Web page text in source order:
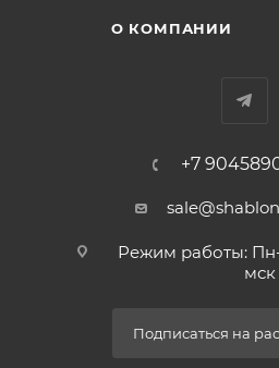
О КОМПАНИИ
+7
Режим работы:
мск
Подписаться на